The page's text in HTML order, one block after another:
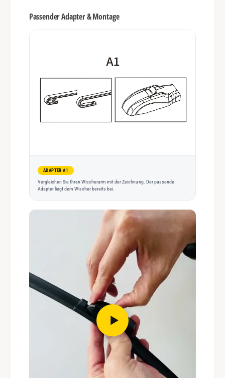
Passender Adapter & Montage
ADAPTER A1
Vergleichen Sie Ihren Wischerarm mit der Zeichnung. Der passende
Adapter liegt dem Wischer bereits bei.